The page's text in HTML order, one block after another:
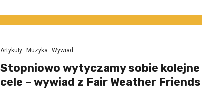
Artykuły Muzyka Wywiad
Stopniowo wytyczamy sobie kolejne
cele – wywiad z Fair Weather Friends